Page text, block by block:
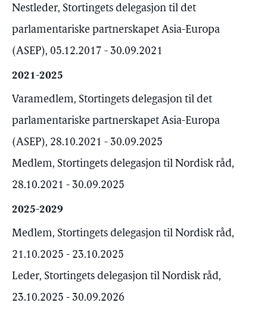
Nestleder, Stortingets delegasjon til det
parlamentariske partnerskapet Asia-Europa
(ASEP), 05.12.2017 - 30.09.2021
2021-2025
Varamedlem, Stortingets delegasjon til det
parlamentariske partnerskapet Asia-Europa
(ASEP), 28.10.2021 - 30.09.2025
Medlem, Stortingets delegasjon til Nordisk råd,
28.10.2021 - 30.09.2025
2025-2029
Medlem, Stortingets delegasjon til Nordisk råd,
21.10.2025 - 23.10.2025
Leder, Stortingets delegasjon til Nordisk råd,
23.10.2025 - 30.09.2026